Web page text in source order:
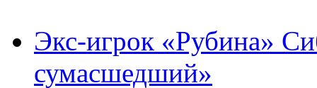
Экс-игрок «Рубина»
сумасшедший»